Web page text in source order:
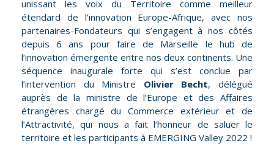
unissant les voix du Territoire comme meilleur
étendard de l’innovation Europe-Afrique, avec nos
partenaires-Fondateurs qui s’engagent à nos côtés
depuis 6 ans pour faire de Marseille le hub de
l’innovation émergente entre nos deux continents. Une
séquence inaugurale forte qui s’est conclue par
l’intervention du Ministre Olivier Becht, délégué
auprès de la ministre de l’Europe et des Affaires
étrangères chargé du Commerce extérieur et de
l’Attractivité, qui nous a fait l’honneur de saluer le
territoire et les participants à EMERGING Valley 2022 !